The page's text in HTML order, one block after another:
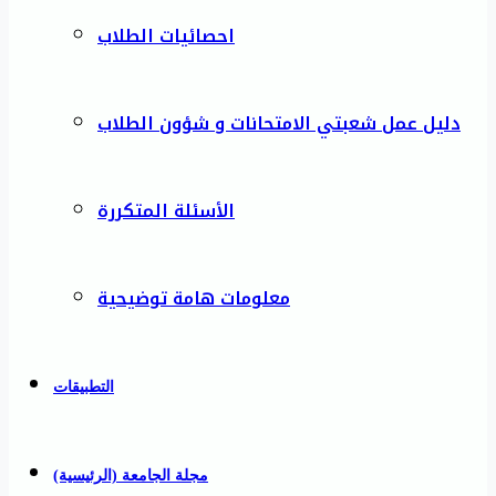
احصائيات الطلاب
دليل عمل شعبتي الامتحانات و شؤون الطلاب
الأسئلة المتكررة
معلومات هامة توضيحية
التطبيقات
مجلة الجامعة (الرئيسية)